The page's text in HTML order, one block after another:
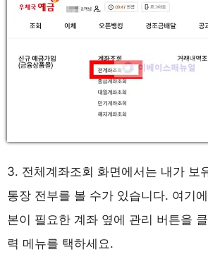
3. 전체계좌조회 화면에서는 내가 보
통장 전부를 볼 수가 있습니다. 여기
본이 필요한 계좌 옆에 관리 버튼을
력 메뉴를 택하세요.